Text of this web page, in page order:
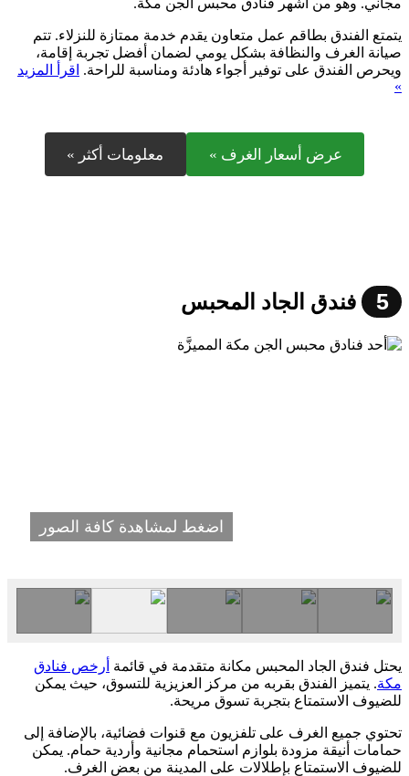
مجاني. وهو من أشهر فنادق محبس الجن مكة.
يتمتع الفندق بطاقم عمل متعاون يقدم خدمة ممتازة للنزلاء. تتم
صيانة الغرف والنظافة بشكل يومي لضمان أفضل تجربة إقامة،
ويحرص الفندق على توفير أجواء هادئة ومناسبة للراحة. اقرأ المزيد
»
عرض أسعار الغرف » معلومات أكثر »
5 فندق الجاد المحبس
اضغط لمشاهدة كافة الصور
يحتل فندق الجاد المحبس مكانة متقدمة في قائمة أرخص فنادق
مكة. يتميز الفندق بقربه من مركز العزيزية للتسوق، حيث يمكن
للضيوف الاستمتاع بتجربة تسوق مريحة.
تحتوي جميع الغرف على تلفزيون مع قنوات فضائية، بالإضافة إلى
حمامات أنيقة مزودة بلوازم استحمام مجانية وأردية حمام. يمكن
للضيوف الاستمتاع بإطلالات على المدينة من بعض الغرف.